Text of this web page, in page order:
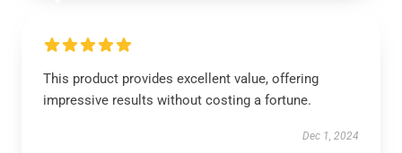
This product provides excellent value, offering
impressive results without costing a fortune.
Dec 1, 2024